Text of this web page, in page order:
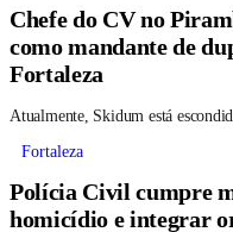
Chefe do CV no
como mandante de
Fortaleza
Atualmente, Skidum está
Fortaleza
Polícia Civil cumpre
homicídio e integrar